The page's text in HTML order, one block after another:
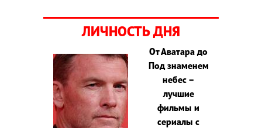
ЛИЧНОСТЬ ДНЯ
От Аватара до
Под знаменем
небес –
лучшие
фильмы и
сериалы с